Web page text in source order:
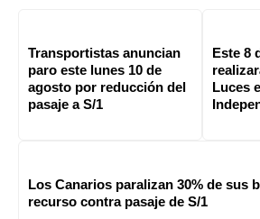
Transportistas anuncian
paro este lunes 10 de
agosto por reducción del
pasaje a S/1
Este 8
Luces
Los Canarios paralizan 30% de sus
recurso contra pasaje de S/1